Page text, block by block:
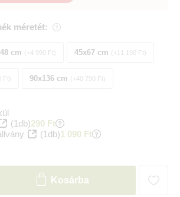
méretét:
cm +4 990 Ft 45x67 cm +11 190 Ft
+17 390 Ft 90x136 cm +40 790 Ft
(1db)290 Ft
(1db)1 090 Ft
Kosárba